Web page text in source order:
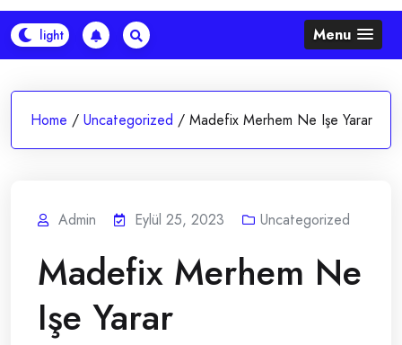
Menu
Home / Uncategorized / Madefix Merhem Ne Işe Yarar
Admin Eylül 25, 2023 Uncategorized
Madefix Merhem Ne
Işe Yarar